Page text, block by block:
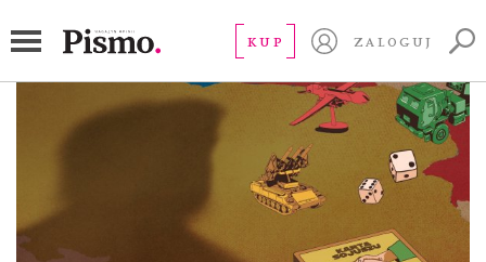
KUP ZALOGUJ
polityka zagraniczna